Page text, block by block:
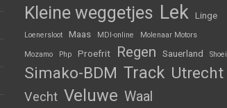
Kleine weggetjes Lek Linge
Loenersloot Maas MDI-online Molenaar Motors
Mozamo Php Proefrit Regen Sauerland Shoei
Simako-BDM Track Utrecht
Vecht Veluwe Waal